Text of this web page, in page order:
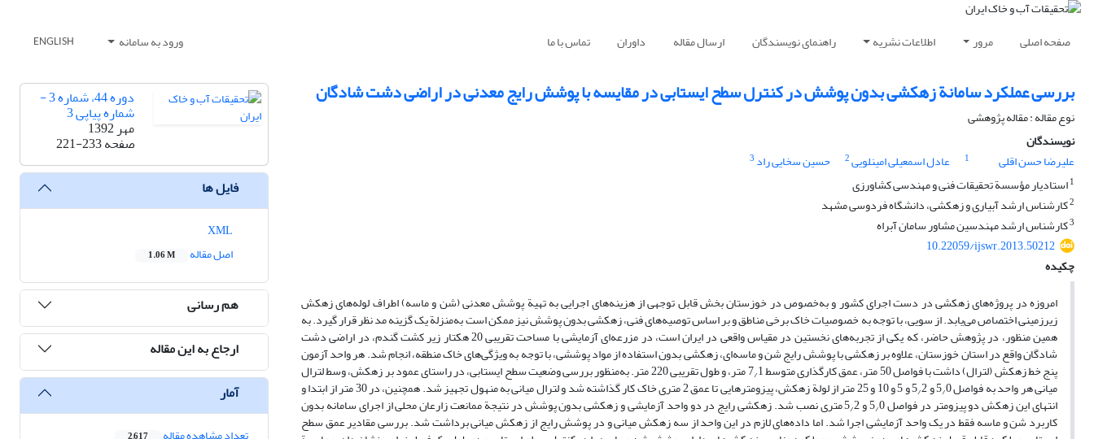
صفحه اصلی مرور اطلاعات نشریه راهنمای نویسندگان ارسال مقاله داوران تماس با ما ورود به سامانه ENGLISH
بررسی عملکرد سامانة زهکشی بدون پوشش در کنترل سطح ایستابی در مقایسه با پوشش رایج معدنی در اراضی دشت شادگان
نوع مقاله : مقاله پژوهشی
نویسندگان
علیرضا حسن اقلی
1 عادل اسمعیلی امینلویی2 حسین سخایی‌ راد 3
1استادیار مؤسسة تحقیقات فنی و مهندسی کشاورزی
2کارشناس ارشد آبیاری و زهکشی، دانشگاه فردوسی مشهد
3کارشناس ارشد مهندسین مشاور سامان آبراه
10.22059/ijswr.2013.50212
چکیده
امروزه در پروژه‌های زهکشی در دست اجرای کشور و به‌خصوص در خوزستان بخش قابل توجهی از هزینه‌های اجرایی به تهیة پوشش معدنی (شن و ماسه) اطراف لوله‌های زهکش
زیرزمینی اختصاص می‌یابد. از سویی، با توجه به خصوصیات خاک برخی مناطق و بر اساس توصیه‌های فنی، زهکشی بدون پوشش نیز ممکن است به‌منزلة یک گزینه مد نظر قرار گیرد. به
همین منظور، در پژوهش حاضر، که یکی از تجربه‌های نخستین در مقیاس واقعی در ایران است، در مزرعه‌ای آزمایشی با مساحت تقریبی 20 هکتار زیر کشت گندم، در اراضی دشت
شادگان واقع در استان خوزستان، علاوه بر زهکشی با پوشش رایج شن و ماسه‌ای، زهکشی بدون استفاده از مواد پوششی، با توجه به ویژگی‌های خاک منطقه، انجام شد. هر واحد آزمون
پنج خط زهکش (لترال) داشت با فواصل 50 متر، عمق کارگذاری متوسط 7 / 1 متر، و طول تقریبی 220 متر. به‌‌منظور بررسی وضعیت سطح ایستابی، در راستای عمود بر زهکش، وسط لترال
میانی هر واحد به فواصل 5 /0 و 5 / 2 و 5 و 10 و 25 متر از لولة زهکش، پیزومترهایی تا عمق 2 متری خاک کار گذاشته شد و لترال میانی به منهول تجهیز شد. همچنین، در 30 متر از ابتدا و
انتهای این زهکش دو پیزومتر در فواصل 5 /0 و 5 / 2 متری نصب شد. زهکشی رایج در دو واحد آزمایشی و زهکشی بدون پوشش در نتیجة ممانعت زارعان محلی از اجرای سامانه بدون
کاربرد شن و ماسه فقط در یک واحد آزمایشی اجرا شد. اما داده‌های لازم در این واحد از سه زهکش میانی و در پوشش رایج از زهکش میانی برداشت شد. بررسی مقادیر عمق سطح
دوره 44، شماره 3 -
شماره پیاپی 3
مهر 1392
صفحه221-233
فایل ها
اصل مقاله
1.06 M
هم رسانی
ارجاع به این مقاله
آمار